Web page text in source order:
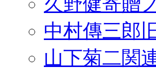
中村傳三郎
山下菊二関